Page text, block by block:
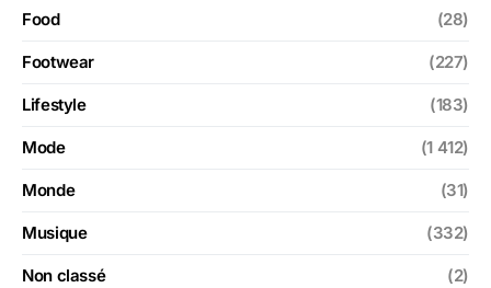
Food (28)
Footwear (227)
Lifestyle (183)
Mode (1 412)
Monde (31)
Musique (332)
Non classé (2)